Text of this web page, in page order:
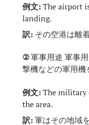
例文:The airport
landing.
訳:その空港は離
②軍事用途 軍事
撃機などの軍用機
例文:The military
the area.
訳:軍はその地域